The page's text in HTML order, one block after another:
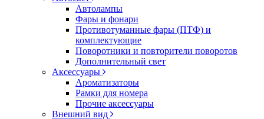
Автолампы
Фары и фонари
Противотуманные фары (ПТФ) и
комплектующие
Поворотники и повторители поворотов
Дополнительный свет
Аксессуары
Ароматизаторы
Рамки для номера
Прочие аксессуары
Внешний вид